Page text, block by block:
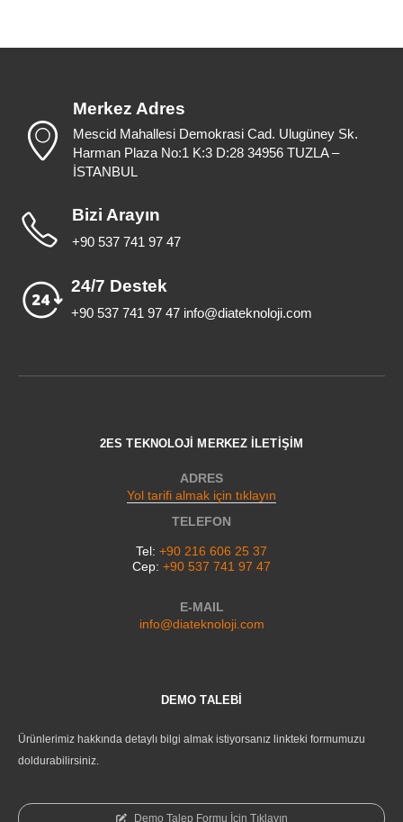
Merkez Adres
Mescid Mahallesi Demokrasi Cad. Ulugüney Sk.
Harman Plaza No:1 K:3 D:28 34956 TUZLA –
İSTANBUL
Bizi Arayın
+90 537 741 97 47
24/7 Destek
+90 537 741 97 47 info@diateknoloji.com
2ES TEKNOLOJİ MERKEZ İLETİŞİM
ADRES
Yol tarifi almak için tıklayın
TELEFON
Tel: +90 216 606 25 37
Cep: +90 537 741 97 47
E-MAIL
info@diateknoloji.com
DEMO TALEBİ
Ürünlerimiz hakkında detaylı bilgi almak istiyorsanız linkteki formumuzu
doldurabilirsiniz.
Demo Talep Formu İçin Tıklayın